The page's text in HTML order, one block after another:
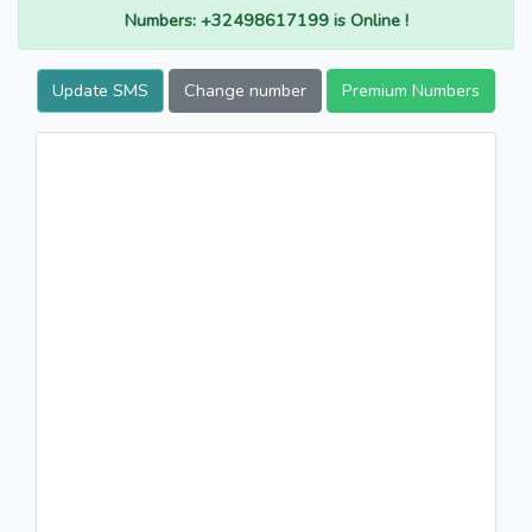
Numbers: +32498617199 is Online !
Update SMS Change number Premium Numbers